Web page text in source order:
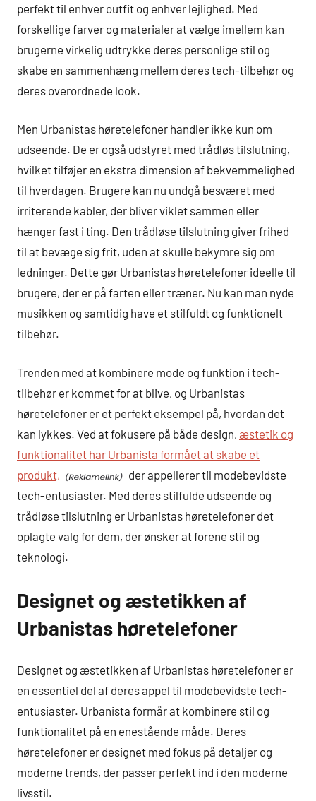
perfekt til enhver outfit og enhver lejlighed. Med
forskellige farver og materialer at vælge imellem kan
brugerne virkelig udtrykke deres personlige stil og
skabe en sammenhæng mellem deres tech-tilbehør og
deres overordnede look.
Men Urbanistas høretelefoner handler ikke kun om
udseende. De er også udstyret med trådløs tilslutning,
hvilket tilføjer en ekstra dimension af bekvemmelighed
til hverdagen. Brugere kan nu undgå besværet med
irriterende kabler, der bliver viklet sammen eller
hænger fast i ting. Den trådløse tilslutning giver frihed
til at bevæge sig frit, uden at skulle bekymre sig om
ledninger. Dette gør Urbanistas høretelefoner ideelle til
brugere, der er på farten eller træner. Nu kan man nyde
musikken og samtidig have et stilfuldt og funktionelt
tilbehør.
Trenden med at kombinere mode og funktion i tech-
tilbehør er kommet for at blive, og Urbanistas
høretelefoner er et perfekt eksempel på, hvordan det
kan lykkes. Ved at fokusere på både design, æstetik og
funktionalitet har Urbanista formået at skabe et
produkt,
der appellerer til modebevidste
tech-entusiaster. Med deres stilfulde udseende og
trådløse tilslutning er Urbanistas høretelefoner det
oplagte valg for dem, der ønsker at forene stil og
teknologi.
Designet og æstetikken af
Urbanistas høretelefoner
Designet og æstetikken af Urbanistas høretelefoner er
en essentiel del af deres appel til modebevidste tech-
entusiaster. Urbanista formår at kombinere stil og
funktionalitet på en enestående måde. Deres
høretelefoner er designet med fokus på detaljer og
moderne trends, der passer perfekt ind i den moderne
livsstil.